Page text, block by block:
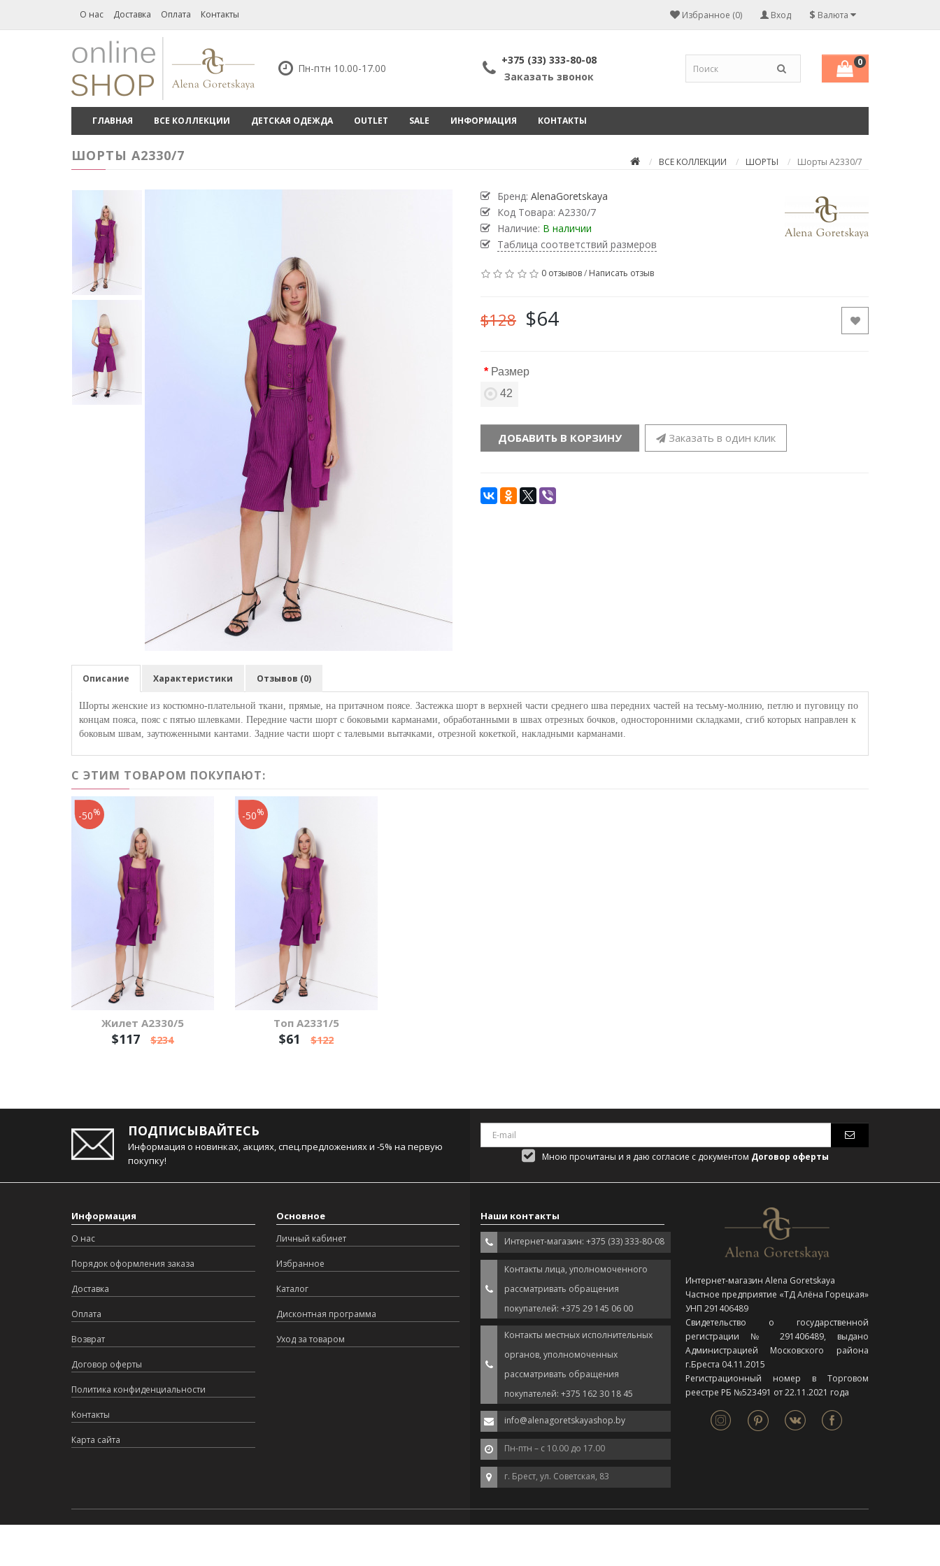
О нас Доставка Оплата Контакты $ Валюта
Вход
Избранное (0)
Пн-птн 10.00-17.00
+375 (33) 333-80-08
Заказать звонок
0
ГЛАВНАЯ ВСЕ КОЛЛЕКЦИИ ДЕТСКАЯ ОДЕЖДА OUTLET SALE ИНФОРМАЦИЯ КОНТАКТЫ
ВСЕ КОЛЛЕКЦИИ ШОРТЫ Шорты А2330/7
ШОРТЫ А2330/7
Бренд: AlenaGoretskaya
Код Товара: А2330/7
Наличие: В наличии
Таблица соответствий размеров
0 отзывов/ Написать отзыв
$128 $64
Размер
42
ДОБАВИТЬ В КОРЗИНУ Заказать в один клик
Описание Характеристики Отзывов (0)
Шорты женские из костюмно-плательной ткани, прямые, на притачном поясе. Застежка шорт в верхней части среднего шва передних частей на тесьму-молнию, петлю и пуговицу по
концам пояса, пояс с пятью шлевками. Передние части шорт с боковыми карманами, обработанными в швах отрезных бочков, односторонними складками, сгиб которых направлен к
боковым швам, заутюженными кантами. Задние части шорт с талевыми вытачками, отрезной кокеткой, накладными карманами.
С ЭТИМ ТОВАРОМ ПОКУПАЮТ:
Жилет А2330/5
$117 $234
-50%
Топ А2331/5
$61 $122
-50%
ПОДПИСЫВАЙТЕСЬ
Информация о новинках, акциях, спец.предложениях и -5% на первую
покупку!
Мною прочитаны и я даю согласие с документом Договор оферты
Информация
О нас
Порядок оформления заказа
Доставка
Оплата
Возврат
Договор оферты
Политика конфиденциальности
Контакты
Карта сайта
Основное
Личный кабинет
Избранное
Каталог
Дисконтная программа
Уход за товаром
Наши контакты
Интернет-магазин: +375 (33) 333-80-08
Контакты лица, уполномоченного
рассматривать обращения
покупателей: +375 29 145 06 00
Контакты местных исполнительных
органов, уполномоченных
рассматривать обращения
покупателей: +375 162 30 18 45
info@alenagoretskayashop.by
Пн-птн – с 10.00 до 17.00
г. Брест, ул. Советская, 83
Интернет-магазин Alena Goretskaya
Частное предприятие «ТД Алёна Горецкая»
УНП 291406489
Свидетельство о государственной
регистрации № 291406489, выдано
Администрацией Московского района
г.Бреста 04.11.2015
Регистрационный номер в Торговом
реестре РБ №523491 от 22.11.2021 года